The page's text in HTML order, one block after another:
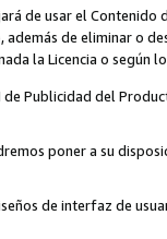
de usar el
de eliminar o
la Licencia o según
de Publicidad del
poner a su
de interfaz de